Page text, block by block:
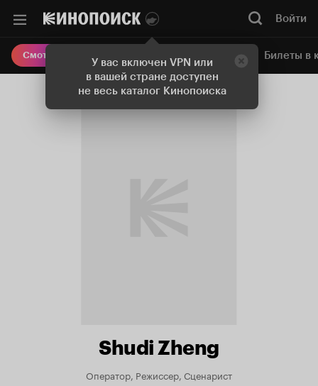
У вас включен VPN или
в вашей стране доступен
не весь каталог Кинопоиска
Войти
Смотреть кино Онлайн-кинотеатр Билеты в
Shudi Zheng
Оператор, Режиссер, Сценарист